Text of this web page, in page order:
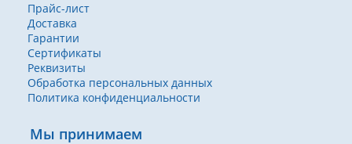
Прайс-лист
Доставка
Гарантии
Сертификаты
Реквизиты
Обработка персональных данных
Политика конфиденциальности
Мы принимаем